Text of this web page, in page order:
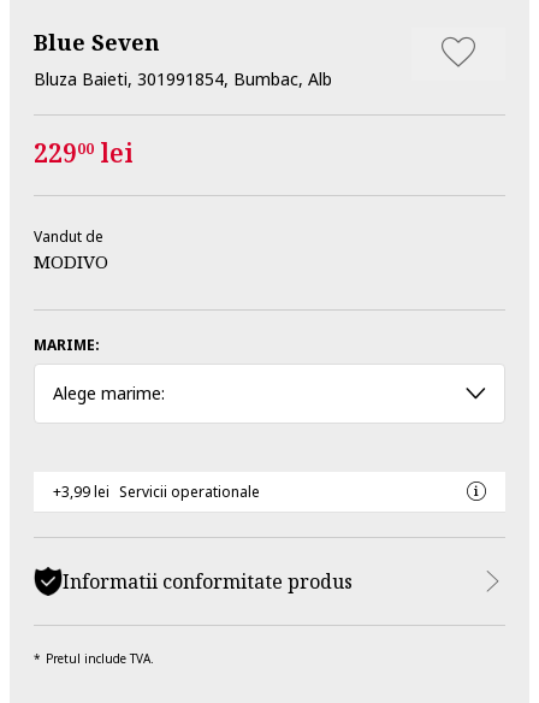
Blue Seven
Bluza Baieti, 301991854, Bumbac, Alb
22900 lei
Vandut de
MODIVO
MARIME:
Alege marime:
+3,99 lei Servicii operationale
Informatii conformitate produs
Pretul include TVA.